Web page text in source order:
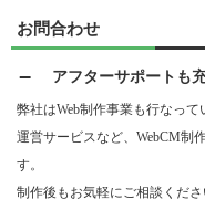
お問合わせ
アフターサポートも
弊社はWeb制作事業も行なっ
運営サービスなど、WebCM制
す。
制作後もお気軽にご相談くださ